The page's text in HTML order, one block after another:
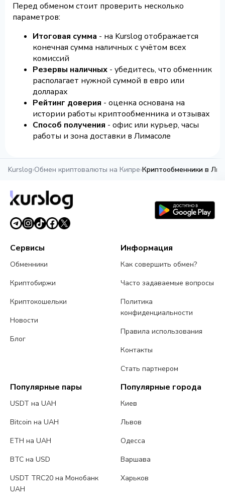
Перед обменом стоит проверить несколько
параметров:
Итоговая сумма - на Kurslog отображается
конечная сумма наличных с учётом всех
комиссий
Резервы наличных - убедитесь, что обменник
располагает нужной суммой в евро или
долларах
Рейтинг доверия - оценка основана на
истории работы криптообменника и отзывах
Способ получения - офис или курьер, часы
работы и зона доставки в Лимасоле
Kurslog›Обмен криптовалюты на Кипре›Криптообменники в
Сервисы
Обменники
Криптобиржи
Криптокошельки
Новости
Блог
Информация
Как совершить обмен?
Часто задаваемые вопросы
Политика
конфиденциальности
Правила использования
Контакты
Стать партнером
Популярные пары
USDT на UAH
Bitcoin на UAH
ETH на UAH
BTC на USD
USDT TRC20 на Монобанк
UAH
Популярные города
Киев
Львов
Одесса
Варшава
Харьков